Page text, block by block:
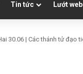
Tin tức Lướt web
30.06 | Các thánh tử đạo